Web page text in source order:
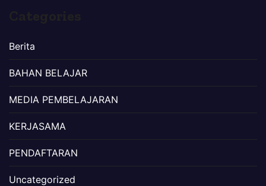
Berita
BAHAN BELAJAR
MEDIA PEMBELAJARAN
KERJASAMA
PENDAFTARAN
Uncategorized